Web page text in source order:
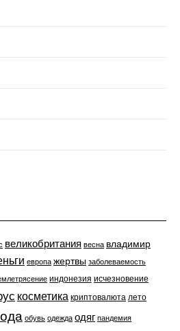
великобритания весна владимир
европа жертвы заболеваемость
индонезия исчезновение
косметика криптовалюта лето
обувь одежда одяг пандемия